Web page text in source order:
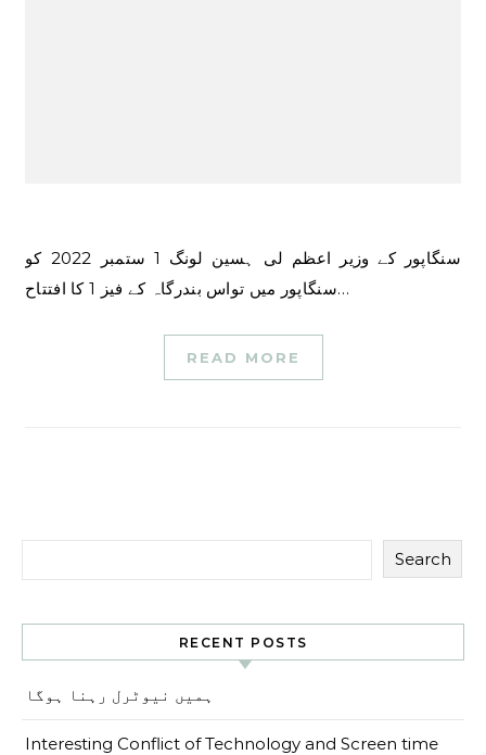
سنگاپور کے وزیر اعظم لی ہسین لونگ 1 ستمبر 2022 کو
سنگاپور میں تواس بندرگاہ کے فیز 1 کا افتتاح…
READ MORE
Search
RECENT POSTS
ہمیں نیوٹرل رہنا ہوگا
Interesting Conflict of Technology and Screen time